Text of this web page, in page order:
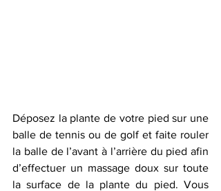
Déposez la plante de votre pied sur une
balle de tennis ou de golf et faite rouler
la balle de l’avant à l’arrière du pied afin
d’effectuer un massage doux sur toute
la surface de la plante du pied. Vous